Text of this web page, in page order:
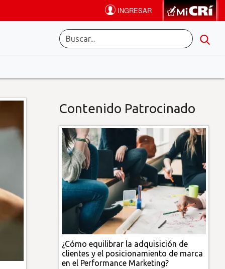
Contenido Patrocinado
¿Cómo equilibrar la adquisición de
clientes y el posicionamiento de marca
en el Performance Marketing?